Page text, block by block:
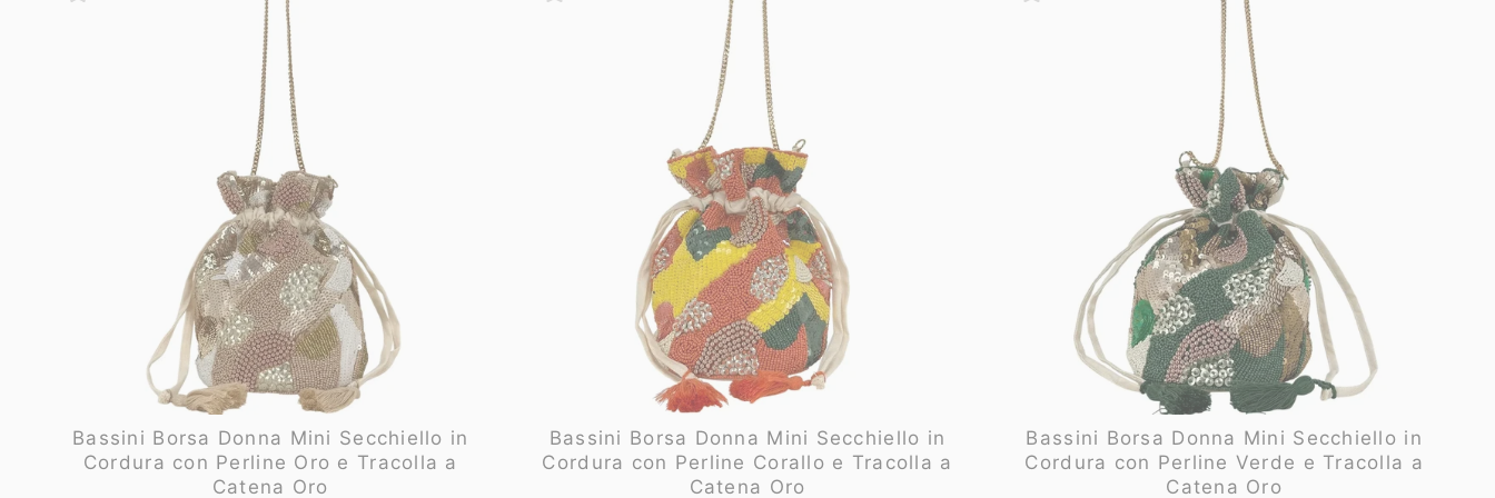
Bassini Borsa Donna Mini Secchiello in
Cordura con Perline Oro e Tracolla a
Catena Oro
Bassini Borsa Donna Mini Secchiello in
Cordura con Perline Corallo e Tracolla a
Catena Oro
Bassini Borsa Donna Mini Secchiello in
Cordura con Perline Verde e Tracolla a
Catena Oro